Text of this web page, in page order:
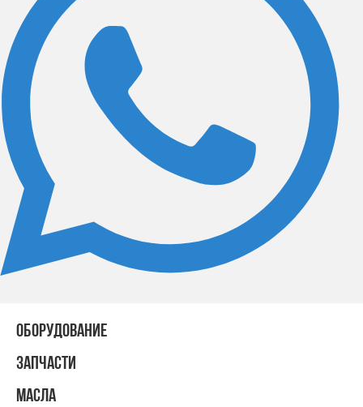
ОБОРУДОВАНИЕ
ЗАПЧАСТИ
МАСЛА